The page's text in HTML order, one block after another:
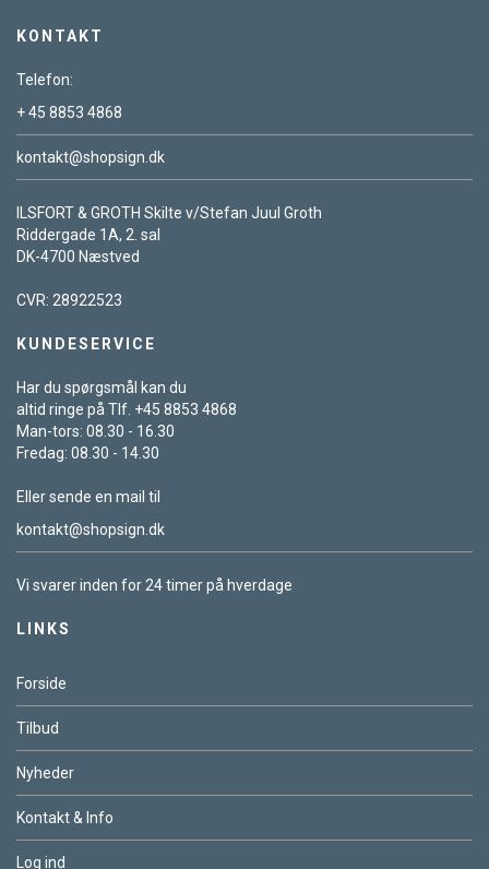
KONTAKT
Telefon:
+ 45 8853 4868
kontakt@shopsign.dk
ILSFORT & GROTH Skilte v/Stefan Juul Groth
Riddergade 1A, 2. sal
DK-4700 Næstved
CVR: 28922523
KUNDESERVICE
Har du spørgsmål kan du
altid ringe på Tlf. +45 8853 4868
Man-tors: 08.30 - 16.30
Fredag: 08.30 - 14.30
Eller sende en mail til
kontakt@shopsign.dk
Vi svarer inden for 24 timer på hverdage
LINKS
Forside
Tilbud
Nyheder
Kontakt & Info
Log ind